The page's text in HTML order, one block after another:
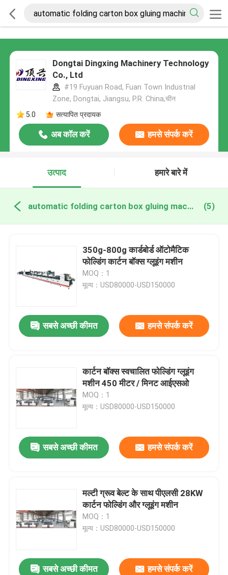
Dongtai Dingxing Machinery Technology
Co., Ltd
#19 Fuyuan Road, Fuan Town Industrial
Zone, Dongtai, Jiangsu, P.R. China,चीन
5.0
सत्यापित प्रदायक
अब कॉल करें हमसे संपर्क करें
उत्पाद हमारे बारे में
automatic folding carton box gluing machine ऑनलाइन निर्माण (5)
350g-800g कार्डबोर्ड ऑटोमैटिक
फोल्डिंग कार्टन बॉक्स ग्लूइंग मशीन
MOQ：1
मूल्य：USD80000-USD150000
सबसे अच्छी कीमत हमसे संपर्क करें
कार्टन बॉक्स स्वचालित फोल्डिंग ग्लूइंग
मशीन 450 मीटर / मिनट आईएसओ
MOQ：1
मूल्य：USD80000-USD150000
सबसे अच्छी कीमत हमसे संपर्क करें
मल्टी ग्रूव बेल्ट के साथ पीएलसी 28KW
कार्टन फोल्डिंग और ग्लूइंग मशीन
MOQ：1
मूल्य：USD80000-USD150000
सबसे अच्छी कीमत हमसे संपर्क करें